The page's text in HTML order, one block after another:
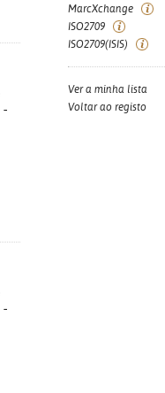
-
-
MarcXchange
ISO2709
ISO2709(ISIS)
Ver a minha lista
Voltar ao registo